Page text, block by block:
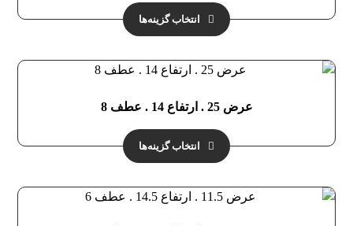
انتخاب گزینه‌ها
عرض 25 . ارتفاع 14 . عطف 8
انتخاب گزینه‌ها